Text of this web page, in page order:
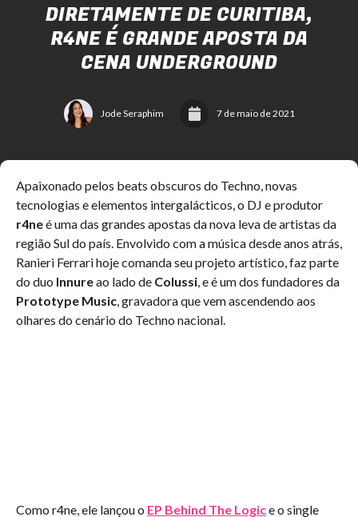
DIRETAMENTE DE CURITIBA,
R4NE É GRANDE APOSTA DA
CENA UNDERGROUND
Jode Seraphim 7 de maio de 2021
Apaixonado pelos beats obscuros do Techno, novas
tecnologias e elementos intergalácticos, o DJ e produtor
r4neé uma das grandes apostas da nova leva de artistas da
região Sul do país. Envolvido com a música desde anos atrás,
Ranieri Ferrari hoje comanda seu projeto artístico, faz parte
do duo Innureao lado de Colussi, e é um dos fundadores da
Prototype Music, gravadora que vem ascendendo aos
olhares do cenário do Techno nacional.
Como r4ne, ele lançou o EP Behind The Logice o single